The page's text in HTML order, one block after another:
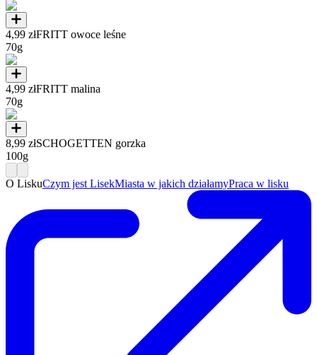
4,99 złFRITT owoce leśne
70g
4,99 złFRITT malina
70g
8,99 złSCHOGETTEN gorzka
100g
O LiskuCzym jest LisekMiasta w jakich działamyPraca w lisku